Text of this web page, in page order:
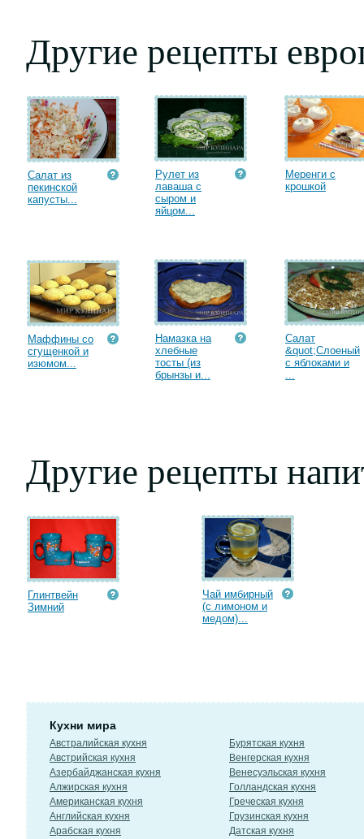
Другие рецепты
Салат из
пекинской
капусты...
Рулет из
лаваша с
сыром и
яйцом...
Меренги с
крошкой
Маффины со
сгущенкой и
изюмом...
Намазка на
хлебные
тосты (из
брынзы и...
Салат
&quot;Слоеный
с яблоками и
...
Другие рецепты
Глинтвейн
Зимний
Чай имбирный
(с лимоном и
медом)...
Кухни мира
Австралийская кухня
Австрийская кухня
Азербайджанская кухня
Алжирская кухня
Американская кухня
Английская кухня
Арабская кухня
Бурятская кухня
Венгерская кухня
Венесуэльская кухня
Голландская кухня
Греческая кухня
Грузинская кухня
Датская кухня